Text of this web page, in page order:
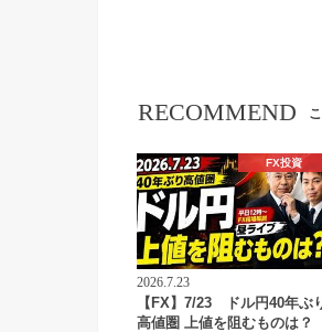
RECOMMEND
FX投資
2026.7.23
【FX】7/23 ドル円40年ぶ
高値圏 上値を阻むものは？